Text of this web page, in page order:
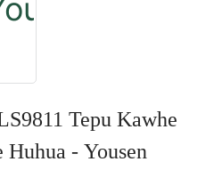
Tepu Kawhe
- Yousen